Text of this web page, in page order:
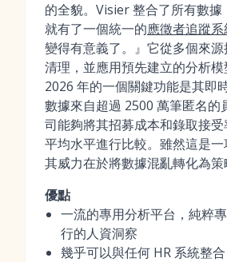
的全貌。Visier 整合了所有數據
就有了一個統一的應徵者追蹤
變得有意義了。』它從多個來
清理，並應用預先建立的分析模
2026 年的一個關鍵功能是其即
數據來自超過 2500 萬筆匿名的
司能夠將其招募成本和錄取接
平均水平進行比較。雖然這是
其威力在於將數據混亂轉化為策
優點
一流的專用分析平台，純粹
行的人資洞察
幾乎可以與任何 HR 系統整